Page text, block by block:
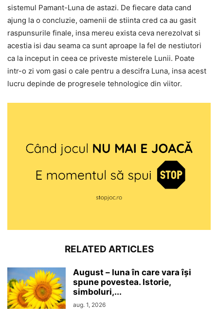
sistemul Pamant-Luna de astazi. De fiecare data cand
ajung la o concluzie, oamenii de stiinta cred ca au gasit
raspunsurile finale, insa mereu exista ceva nerezolvat si
acestia isi dau seama ca sunt aproape la fel de nestiutori
ca la inceput in ceea ce priveste misterele Lunii. Poate
intr-o zi vom gasi o cale pentru a descifra Luna, insa acest
lucru depinde de progresele tehnologice din viitor.
RELATED ARTICLES
August – luna în care vara își
spune povestea. Istorie,
simboluri,...
aug. 1, 2026